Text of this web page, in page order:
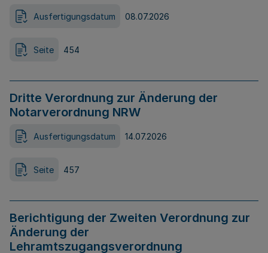
Ausfertigungsdatum 08.07.2026
Seite 454
Dritte Verordnung zur Änderung der
Notarverordnung NRW
Ausfertigungsdatum 14.07.2026
Seite 457
Berichtigung der Zweiten Verordnung zur
Änderung der
Lehramtszugangsverordnung